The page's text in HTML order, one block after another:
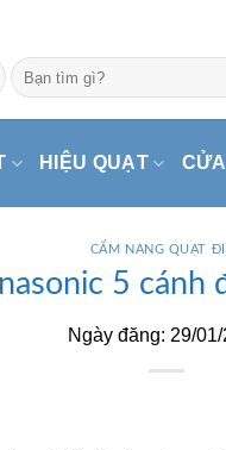
Tìm
kiếm:
HIỆU QUẠT
CẨM NANG QUẠT
5 cánh
Ngày đăng: 29/